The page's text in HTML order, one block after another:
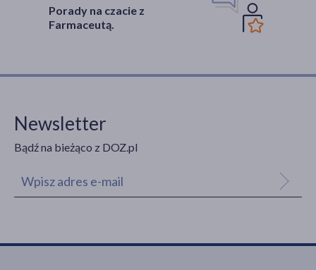
Porady na czacie z
Farmaceutą.
Newsletter
Bądź na bieżąco z DOZ.pl